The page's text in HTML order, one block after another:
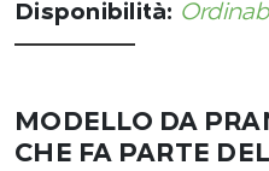
Disponibilità:
MODELLO DA
CHE FA PARTE